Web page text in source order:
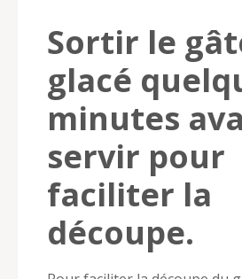
Sortir le
glacé
minutes
servir pour
faciliter la
découpe.